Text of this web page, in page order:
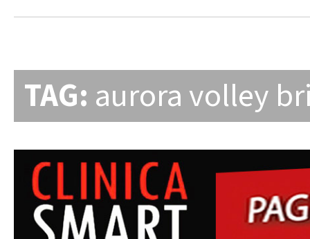
TAG: aurora volley